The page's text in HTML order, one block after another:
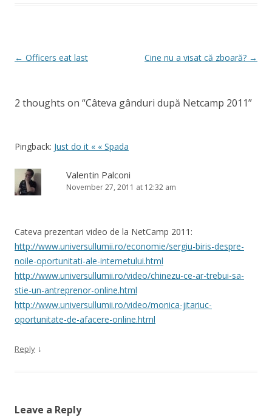
Post
← Officers eat last Cine nu a visat că zboară? →
2 thoughts on “Câteva gânduri după Netcamp 2011”
Pingback: Just do it « « Spada
Valentin Palconi
November 27, 2011 at 12:32 am
Cateva prezentari video de la NetCamp 2011:
http://www.universullumii.ro/economie/sergiu-biris-despre-
noile-oportunitati-ale-internetului.html
http://www.universullumii.ro/video/chinezu-ce-ar-trebui-sa-
stie-un-antreprenor-online.html
http://www.universullumii.ro/video/monica-jitariuc-
oportunitate-de-afacere-online.html
Reply ↓
Leave a Reply